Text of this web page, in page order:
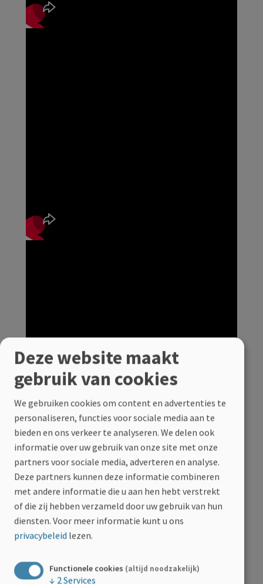
Deze website maakt
gebruik van cookies
We gebruiken cookies om content en advertenties te
personaliseren, functies voor sociale media aan te
bieden en ons verkeer te analyseren. We delen ook
informatie over uw gebruik van onze site met onze
partners voor sociale media, adverteren en analyse.
Deze partners kunnen deze informatie combineren
met andere informatie die u aan hen hebt verstrekt
of die zij hebben verzameld door uw gebruik van hun
diensten. Voor meer informatie kunt u ons
privacybeleid lezen.
Functionele cookies (altijd noodzakelijk)
↓ 2Services